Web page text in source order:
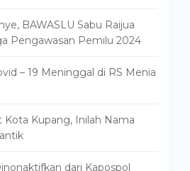
BAWASLU Sabu Raijua
Pengawasan Pemilu 2024
– 19 Meninggal di RS Menia
Kota Kupang, Inilah Nama
dari Kapospol